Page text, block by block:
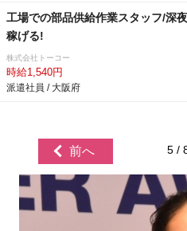
工場での部品供給作業スタッフ/深
稼げる!
株式会社トーコー
時給1,540円
派遣社員 / 大阪府
前へ 5 /